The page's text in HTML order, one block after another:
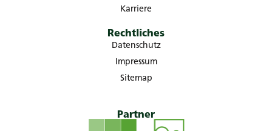
Karriere
Rechtliches
Datenschutz
Impressum
Sitemap
Partner